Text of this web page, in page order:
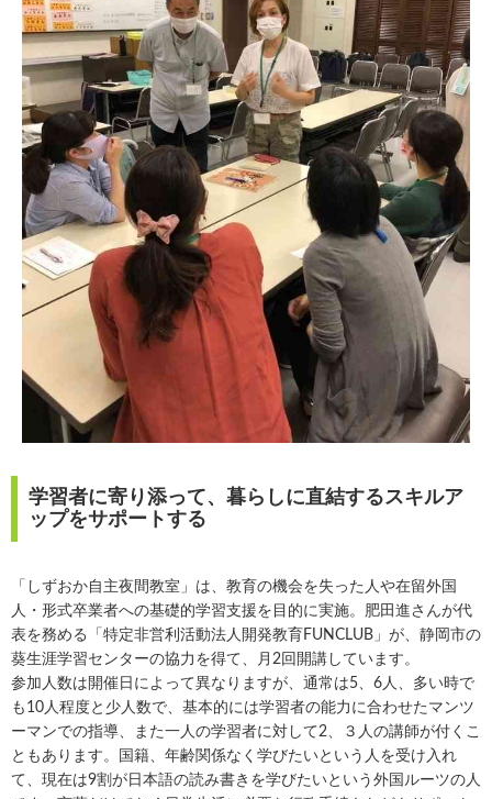
学習者に寄り添って、暮らしに直結するスキルア
ップをサポートする
「しずおか自主夜間教室」は、教育の機会を失った人や在留外国
人・形式卒業者への基礎的学習支援を目的に実施。肥田進さんが代
表を務める「特定非営利活動法人開発教育FUNCLUB」が、静岡市の
葵生涯学習センターの協力を得て、月2回開講しています。
参加人数は開催日によって異なりますが、通常は5、6人、多い時で
も10人程度と少人数で、基本的には学習者の能力に合わせたマンツ
ーマンでの指導、また一人の学習者に対して2、３人の講師が付くこ
ともあります。国籍、年齢関係なく学びたいという人を受け入れ
て、現在は9割が日本語の読み書きを学びたいという外国ルーツの人